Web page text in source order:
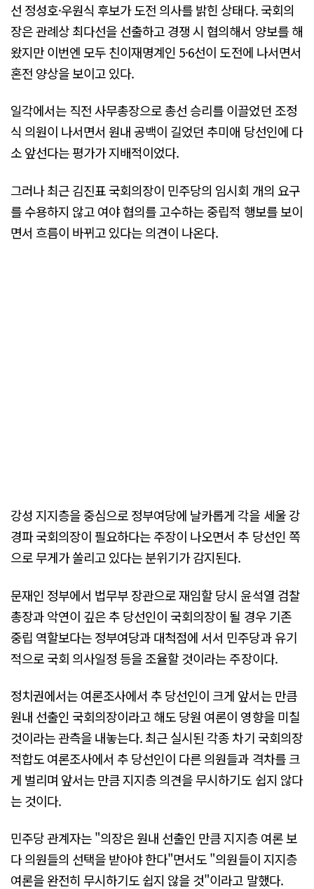
선 정성호·우원식 후보가 도전 의사를 밝힌 상태다. 국회의
장은 관례상 최다선을 선출하고 경쟁 시 협의해서 양보를 해
왔지만 이번엔 모두 친이재명계인 5·6선이 도전에 나서면서
혼전 양상을 보이고 있다.
일각에서는 직전 사무총장으로 총선 승리를 이끌었던 조정
식 의원이 나서면서 원내 공백이 길었던 추미애 당선인에 다
소 앞선다는 평가가 지배적이었다.
그러나 최근 김진표 국회의장이 민주당의 임시회 개의 요구
를 수용하지 않고 여야 협의를 고수하는 중립적 행보를 보이
면서 흐름이 바뀌고 있다는 의견이 나온다.
강성 지지층을 중심으로 정부여당에 날카롭게 각을 세울 강
경파 국회의장이 필요하다는 주장이 나오면서 추 당선인 쪽
으로 무게가 쏠리고 있다는 분위기가 감지된다.
문재인 정부에서 법무부 장관으로 재임할 당시 윤석열 검찰
총장과 악연이 깊은 추 당선인이 국회의장이 될 경우 기존
중립 역할보다는 정부여당과 대척점에 서서 민주당과 유기
적으로 국회 의사일정 등을 조율할 것이라는 주장이다.
정치권에서는 여론조사에서 추 당선인이 크게 앞서는 만큼
원내 선출인 국회의장이라고 해도 당원 여론이 영향을 미칠
것이라는 관측을 내놓는다. 최근 실시된 각종 차기 국회의장
적합도 여론조사에서 추 당선인이 다른 의원들과 격차를 크
게 벌리며 앞서는 만큼 지지층 의견을 무시하기도 쉽지 않다
는 것이다.
민주당 관계자는 "의장은 원내 선출인 만큼 지지층 여론 보
다 의원들의 선택을 받아야 한다"면서도 "의원들이 지지층
여론을 완전히 무시하기도 쉽지 않을 것"이라고 말했다.